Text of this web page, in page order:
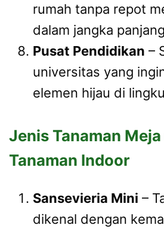
rumah tanpa repot
dalam jangka
Pusat Pendidikan –
universitas yang
elemen hijau di
Jenis Tanaman
Tanaman Indoor
Sansevieria Mini –
dikenal dengan